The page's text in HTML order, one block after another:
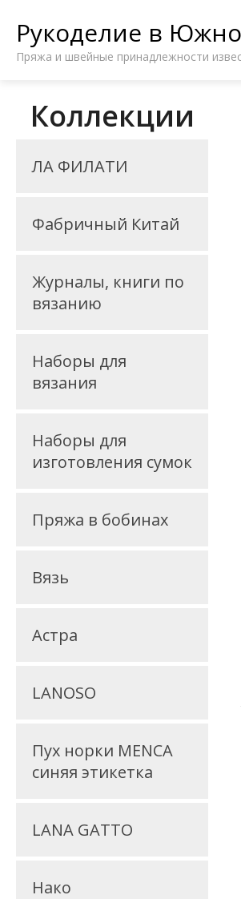
Рукоделие в
Пряжа и швейные принадлежности
Коллекции
ЛА ФИЛАТИ
Фабричный Китай
Журналы, книги по
вязанию
Наборы для
вязания
Наборы для
изготовления сумок
Пряжа в бобинах
Вязь
Астра
LANOSO
Пух норки MENCA
синяя этикетка
LANA GATTO
Нако